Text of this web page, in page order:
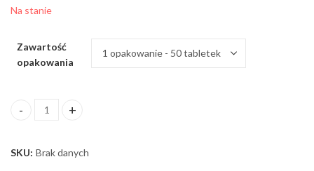
Na stanie
Zawartość
opakowania
ilość Cabergoline 1mg Aurora
SKU: Brak danych